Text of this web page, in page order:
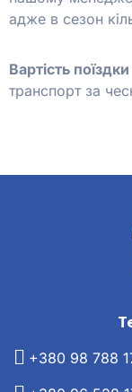
адже в сезон
Вартість
транспорт за
+380 98 788